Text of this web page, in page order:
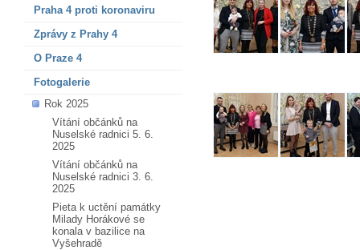
Praha 4 proti koronaviru
Zprávy z Prahy 4
O Praze 4
Fotogalerie
Rok 2025
Vítání občánků na
Nuselské radnici 5. 6.
2025
Vítání občánků na
Nuselské radnici 3. 6.
2025
Pieta k uctění památky
Milady Horákové se
konala v bazilice na
Vyšehradě